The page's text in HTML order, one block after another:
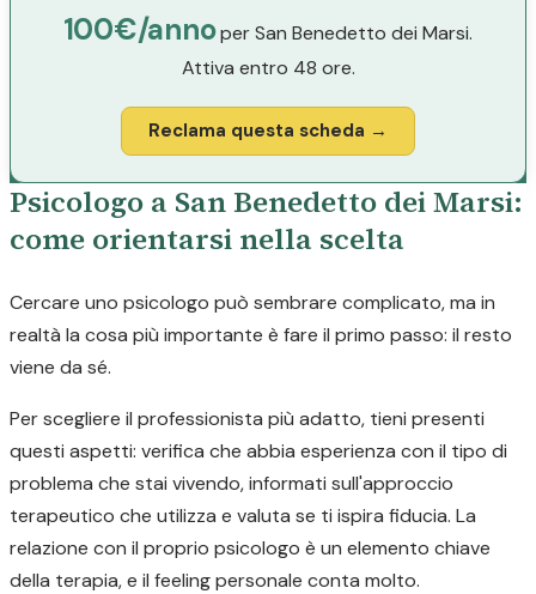
100€/annoper San Benedetto dei Marsi.
Attiva entro 48 ore.
Reclama questa scheda →
Psicologo a San Benedetto dei Marsi:
come orientarsi nella scelta
Cercare uno psicologo può sembrare complicato, ma in
realtà la cosa più importante è fare il primo passo: il resto
viene da sé.
Per scegliere il professionista più adatto, tieni presenti
questi aspetti: verifica che abbia esperienza con il tipo di
problema che stai vivendo, informati sull'approccio
terapeutico che utilizza e valuta se ti ispira fiducia. La
relazione con il proprio psicologo è un elemento chiave
della terapia, e il feeling personale conta molto.